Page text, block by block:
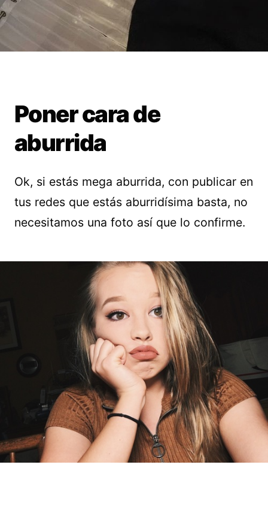
Poner cara de
aburrida
Ok, si estás mega aburrida, con publicar en
tus redes que estás aburridísima basta, no
necesitamos una foto así que lo confirme.